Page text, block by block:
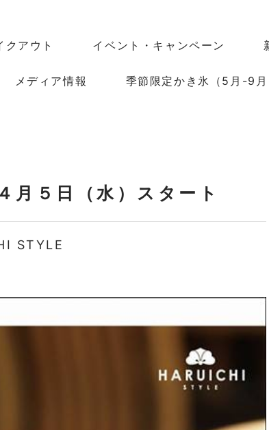
クアウト イベント・キャンペーン
メディア情報 季節限定かき氷（5月-9月
５日（水）スタート
STYLE